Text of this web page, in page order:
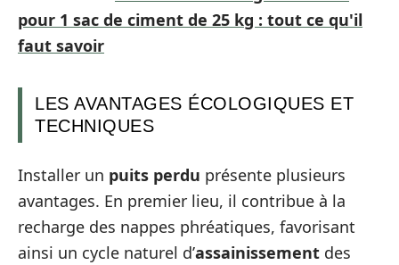
pour 1 sac de ciment de 25 kg : tout ce qu'il
faut savoir
LES AVANTAGES ÉCOLOGIQUES ET
TECHNIQUES
Installer un puits perdu présente plusieurs
avantages. En premier lieu, il contribue à la
recharge des nappes phréatiques, favorisant
ainsi un cycle naturel d’assainissement des